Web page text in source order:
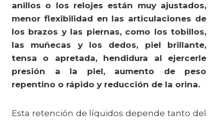
anillos o los relojes están muy ajustados,
menor flexibilidad en las articulaciones de
los brazos y las piernas, como los tobillos,
las muñecas y los dedos, piel brillante,
tensa o apretada, hendidura al ejercerle
presión a la piel, aumento de peso
repentino o rápido y reducción de la orina.
Esta retención de líquidos depende tanto del